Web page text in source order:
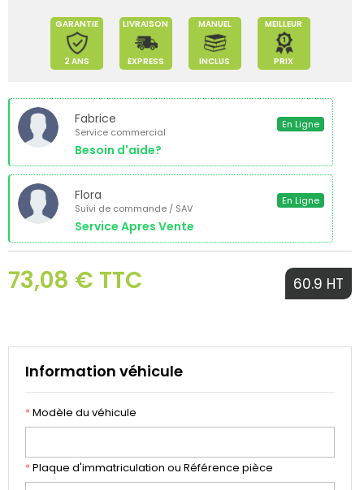
GARANTIE
2 ANS
LIVRAISON
EXPRESS
MANUEL
INCLUS
MEILLEUR
PRIX
Fabrice
Service commercial
Besoin d'aide?
En Ligne
Flora
Suivi de commande / SAV
Service Apres Vente
En Ligne
73,08 € TTC 60.9 HT
Information véhicule
*Modèle du véhicule
*Plaque d'immatriculation ou Référence pièce